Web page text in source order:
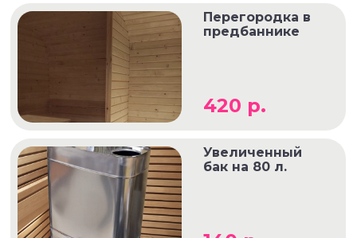
Увеличенный
бак на 80 л.
420 р.
Перегородка в
предбаннике